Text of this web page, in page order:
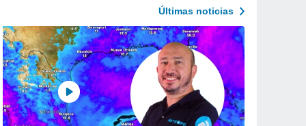
Últimas noticias